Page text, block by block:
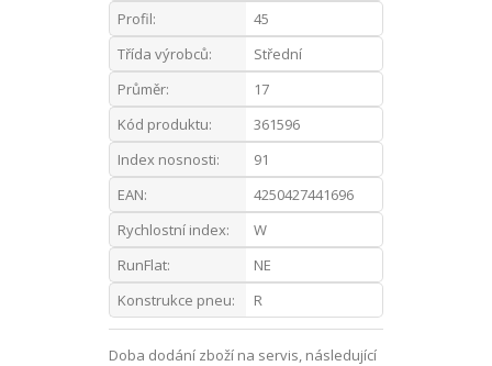
Profil:
45
Třída výrobců:
Střední
Průměr:
17
Kód produktu:
361596
Index nosnosti:
91
EAN:
4250427441696
Rychlostní index:
W
RunFlat:
NE
Konstrukce pneu:
R
Doba dodání zboží na servis, následující